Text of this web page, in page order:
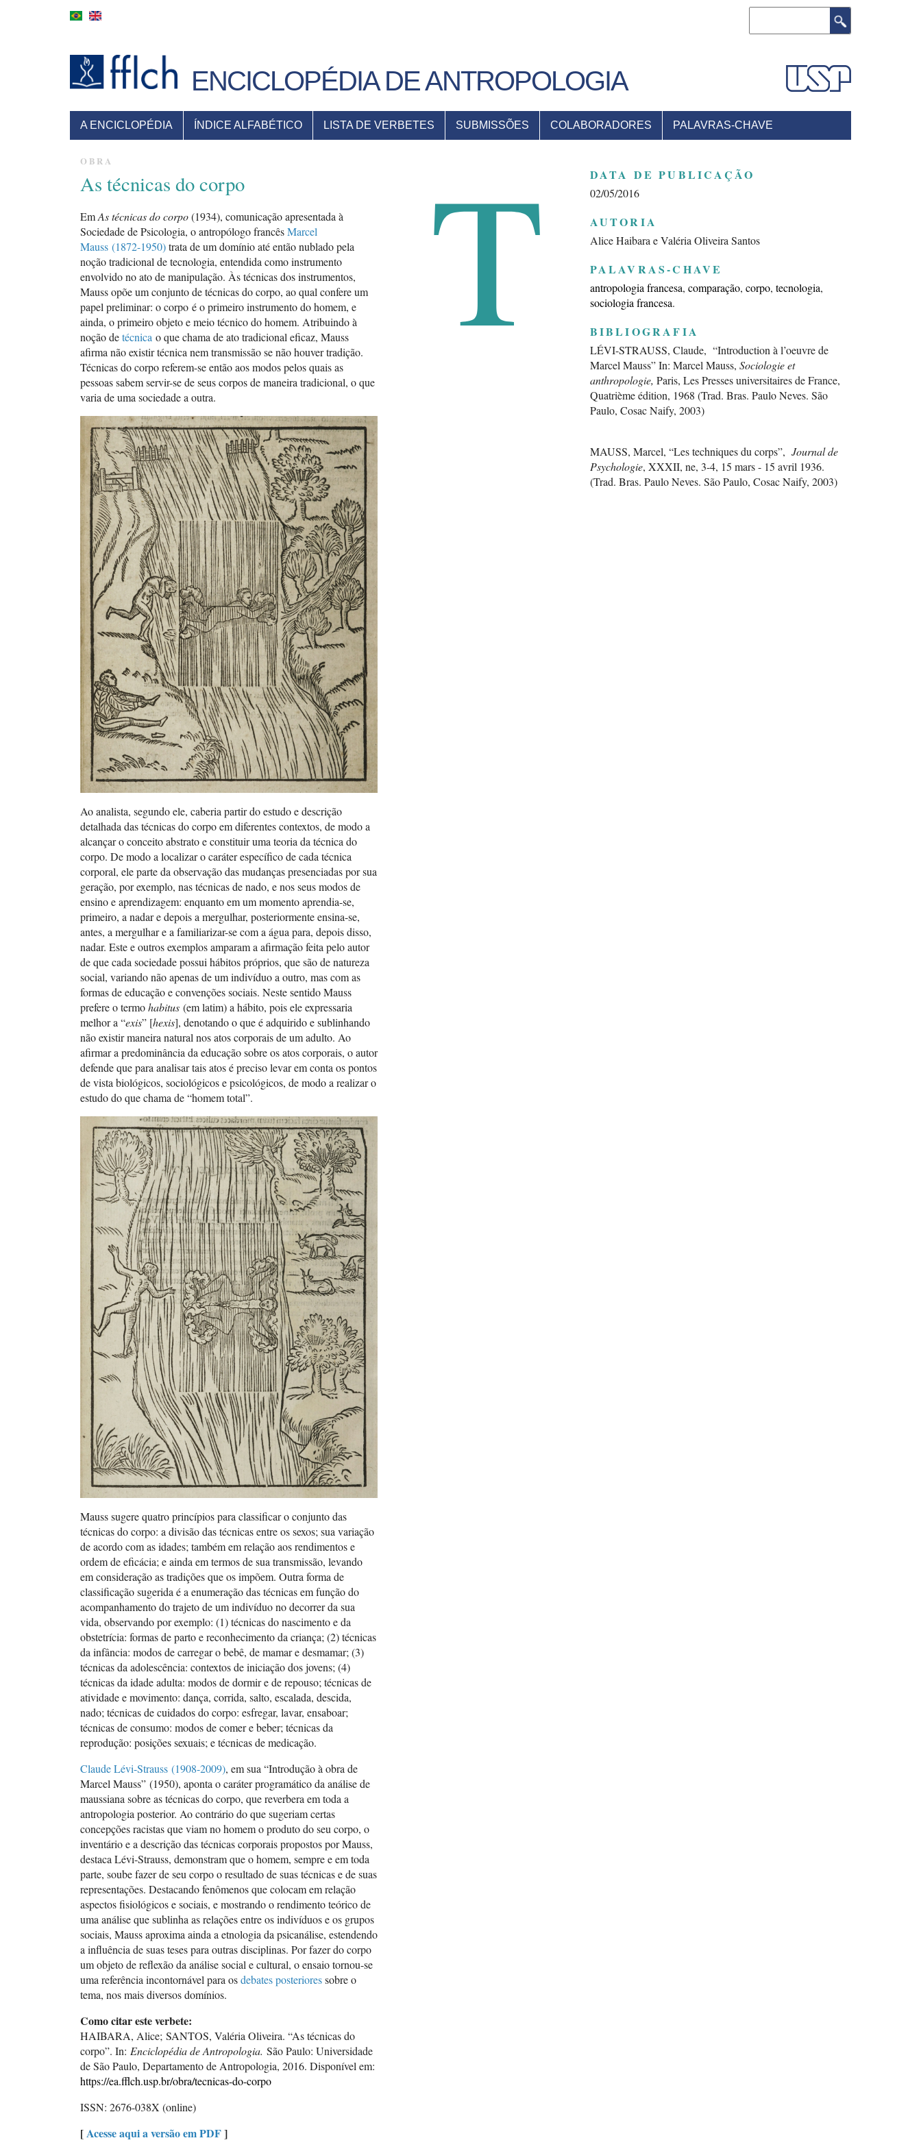
ENCICLOPÉDIA DE ANTROPOLOGIA
MENU
PRINCIPAL
A ENCICLOPÉDIA ÍNDICE ALFABÉTICO LISTA DE VERBETES SUBMISSÕES COLABORADORES PALAVRAS-CHAVE
OBRA
As técnicas do corpo
EmAs técnicas do corpo(1934), comunicação apresentada à
Sociedade de Psicologia, o antropólogo francêsMarcel
Mauss (1872-1950)trata de um domínio até então nublado pela
noção tradicional de tecnologia, entendida como instrumento
envolvido no ato de manipulação. Às técnicas dos instrumentos,
Mauss opõe um conjunto de técnicas do corpo, ao qual confere um
papel preliminar: o corpo é o primeiro instrumento do homem, e
ainda, o primeiro objeto e meio técnico do homem. Atribuindo à
noção detécnica o que chama de ato tradicional eficaz, Mauss
afirma não existir técnica nem transmissão se não houver tradição.
Técnicas do corpo referem-se então aos modos pelos quais as
pessoas sabem servir-se de seus corpos de maneira tradicional, o que
varia de uma sociedade a outra.
Ao analista, segundo ele, caberia partir do estudo e descrição
detalhada das técnicas do corpo em diferentes contextos, de modo a
alcançar o conceito abstrato e constituir uma teoria da técnica do
corpo. De modo a localizar o caráter específico de cada técnica
corporal, ele parte da observação das mudanças presenciadas por sua
geração, por exemplo, nas técnicas de nado, e nos seus modos de
ensino e aprendizagem: enquanto em um momento aprendia-se,
primeiro, a nadar e depois a mergulhar, posteriormente ensina-se,
antes, a mergulhar e a familiarizar-se com a água para, depois disso,
nadar. Este e outros exemplos amparam a afirmação feita pelo autor
de que cada sociedade possui hábitos próprios, que são de natureza
social, variando não apenas de um indivíduo a outro, mas com as
formas de educação e convenções sociais. Neste sentido Mauss
prefere o termohabitus (em latim) a hábito, pois ele expressaria
melhor a “exis” [hexis], denotando o que é adquirido e sublinhando
não existir maneira natural nos atos corporais de um adulto. Ao
afirmar a predominância da educação sobre os atos corporais, o autor
defende que para analisar tais atos é preciso levar em conta os pontos
de vista biológicos, sociológicos e psicológicos, de modo a realizar o
estudo do que chama de “homem total”.
Mauss sugere quatro princípios para classificar o conjunto das
técnicas do corpo: a divisão das técnicas entre os sexos; sua variação
de acordo com as idades; também em relação aos rendimentos e
ordem de eficácia; e ainda em termos de sua transmissão, levando
em consideração as tradições que os impõem. Outra forma de
classificação sugerida é a enumeração das técnicas em função do
acompanhamento do trajeto de um indivíduo no decorrer da sua
vida, observando por exemplo: (1) técnicas do nascimento e da
obstetrícia: formas de parto e reconhecimento da criança; (2) técnicas
da infância: modos de carregar o bebê, de mamar e desmamar; (3)
técnicas da adolescência: contextos de iniciação dos jovens; (4)
técnicas da idade adulta: modos de dormir e de repouso; técnicas de
atividade e movimento: dança, corrida, salto, escalada, descida,
nado; técnicas de cuidados do corpo: esfregar, lavar, ensaboar;
técnicas de consumo: modos de comer e beber; técnicas da
reprodução: posições sexuais; e técnicas de medicação.
Claude Lévi-Strauss (1908-2009), em sua “Introdução à obra de
Marcel Mauss” (1950), aponta o caráter programático da análise de
maussiana sobre as técnicas do corpo, que reverbera em toda a
antropologia posterior. Ao contrário do que sugeriam certas
concepções racistas que viam no homem o produto do seu corpo, o
inventário e a descrição das técnicas corporais propostos por Mauss,
destaca Lévi-Strauss, demonstram que o homem, sempre e em toda
parte, soube fazer de seu corpo o resultado de suas técnicas e de suas
representações. Destacando fenômenos que colocam em relação
aspectos fisiológicos e sociais, e mostrando o rendimento teórico de
uma análise que sublinha as relações entre os indivíduos e os grupos
sociais, Mauss aproxima ainda a etnologia da psicanálise, estendendo
a influência de suas teses para outras disciplinas. Por fazer do corpo
um objeto de reflexão da análise social e cultural, o ensaio tornou-se
uma referência incontornável para osdebates posterioressobre o
tema, nos mais diversos domínios.
Como citar este verbete:
HAIBARA, Alice; SANTOS, Valéria Oliveira. “As técnicas do
corpo”. In: Enciclopédia de Antropologia. São Paulo: Universidade
de São Paulo, Departamento de Antropologia, 2016. Disponível em:
https://ea.fflch.usp.br/obra/tecnicas-do-corpo
ISSN: 2676-038X (online)
[Acesse aqui a versão em PDF]
T DATA DE PUBLICAÇÃO
02/05/2016
AUTORIA
Alice Haibara e Valéria Oliveira Santos
PALAVRAS-CHAVE
antropologia francesa comparação corpo tecnologia
sociologia francesa
BIBLIOGRAFIA
LÉVI-STRAUSS, Claude, “Introduction à l’oeuvre de
Marcel Mauss” In: Marcel Mauss, Sociologie et
anthropologie, Paris, Les Presses universitaires de France,
Quatrième édition, 1968 (Trad. Bras. Paulo Neves. São
Paulo, Cosac Naify, 2003)
MAUSS, Marcel, “Les techniques du corps”, Journal de
Psychologie, XXXII, ne, 3-4, 15 mars - 15 avril 1936.
(Trad. Bras. Paulo Neves. São Paulo, Cosac Naify, 2003)